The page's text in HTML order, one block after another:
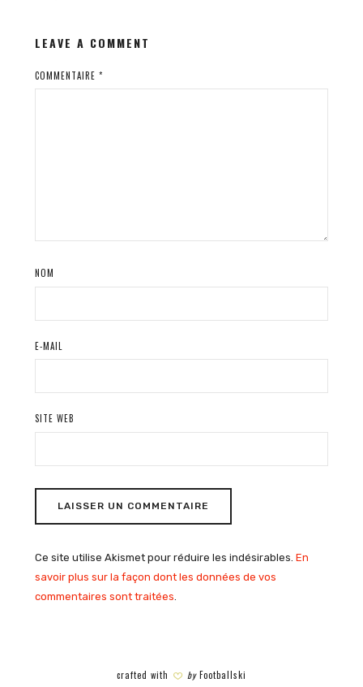
LEAVE A COMMENT
COMMENTAIRE *
NOM
E-MAIL
SITE WEB
Ce site utilise Akismet pour réduire les indésirables. En
savoir plus sur la façon dont les données de vos
commentaires sont traitées
crafted with byFootballski